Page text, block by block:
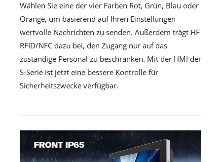
Wählen Sie eine der vier Farben Rot, Grün, Blau oder
Orange, um basierend auf Ihren Einstellungen
wertvolle Nachrichten zu senden. Außerdem trägt HF
RFID/NFC dazu bei, den Zugang nur auf das
zuständige Personal zu beschränken. Mit der HMI der
S-Serie ist jetzt eine bessere Kontrolle für
Sicherheitszwecke verfügbar.